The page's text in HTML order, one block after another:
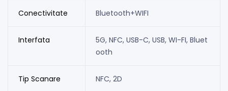
Conectivitate Bluetooth+WIFI
Interfata
5G, NFC, USB-C, USB, WI-FI, Bluet
ooth
Tip Scanare NFC, 2D